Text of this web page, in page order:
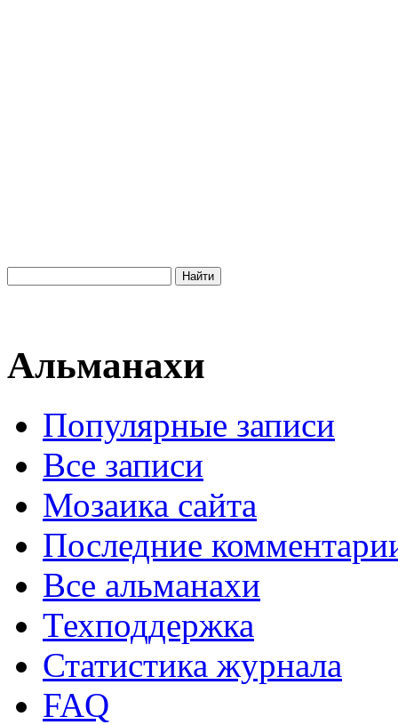
Альманахи
Популярные записи
Все записи
Мозаика сайта
Последние
Все альманахи
Техподдержка
Статистика журнала
FAQ